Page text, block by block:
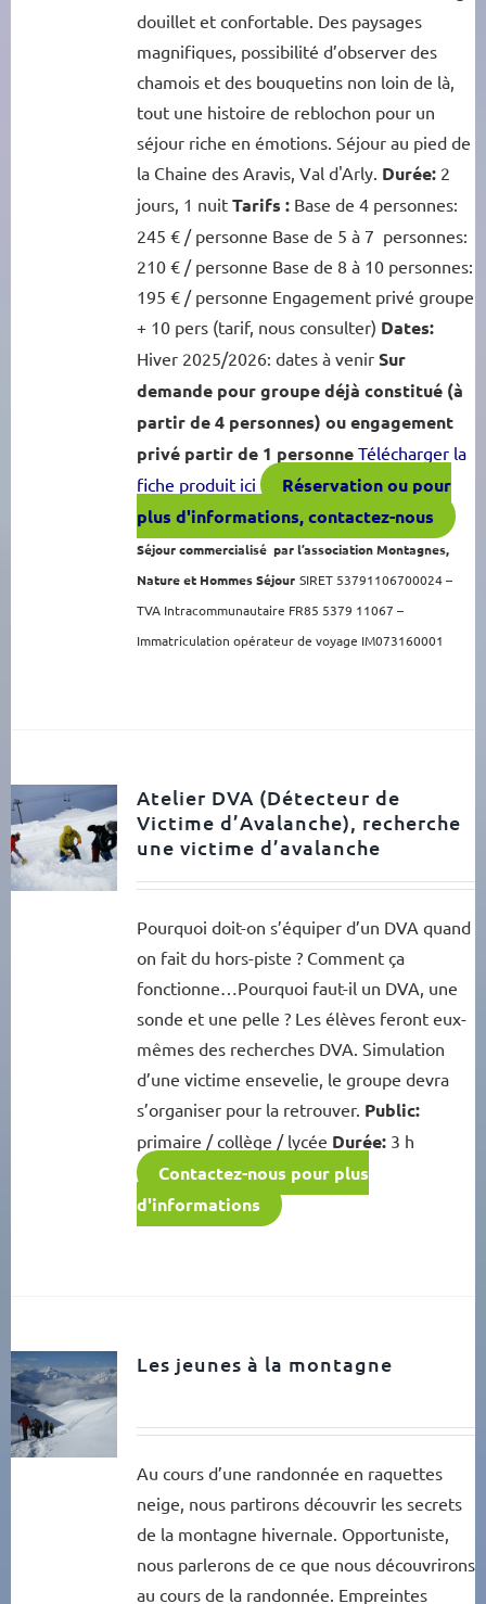
douillet et confortable. Des paysages
magnifiques, possibilité d’observer des
chamois et des bouquetins non loin de là,
tout une histoire de reblochon pour un
séjour riche en émotions. Séjour au pied de
la Chaine des Aravis, Val d'Arly. Durée:2
jours, 1 nuit Tarifs :Base de 4 personnes:
245 € / personne Base de 5 à 7 personnes:
210 € / personne Base de 8 à 10 personnes:
195 € / personne Engagement privé groupe
+ 10 pers (tarif, nous consulter) Dates:
Hiver 2025/2026: dates à venir Sur
demande pour groupe déjà constitué (à
partir de 4 personnes) ou engagement
privé partir de 1 personne Télécharger la
fiche produit ici
Réservation ou pour
plus d'informations, contactez-nous
Séjour commercialisé par l’association Montagnes,
Nature et Hommes Séjour SIRET 53791106700024 –
TVA Intracommunautaire FR85 5379 11067 –
Immatriculation opérateur de voyage IM073160001
Atelier DVA (Détecteur de
Victime d’Avalanche), recherche
une victime d’avalanche
Pourquoi doit-on s’équiper d’un DVA quand
on fait du hors-piste ? Comment ça
fonctionne…Pourquoi faut-il un DVA, une
sonde et une pelle ? Les élèves feront eux-
mêmes des recherches DVA. Simulation
d’une victime ensevelie, le groupe devra
s’organiser pour la retrouver. Public:
primaire / collège / lycée Durée:3 h
Contactez-nous pour plus
d'informations
Les jeunes à la montagne
Au cours d’une randonnée en raquettes
neige, nous partirons découvrir les secrets
de la montagne hivernale. Opportuniste,
nous parlerons de ce que nous découvrirons
au cours de la randonnée. Empreintes